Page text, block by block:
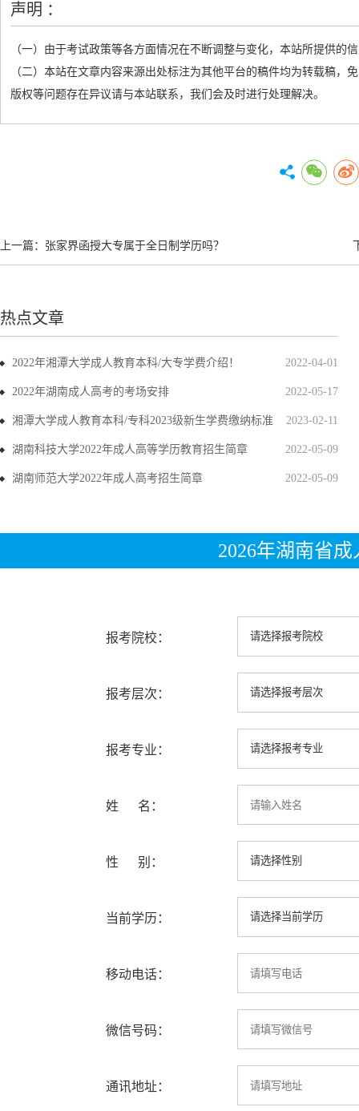
声明 ：
（一）由于考试政策等各方面情况在不断调整与变化，本站所提供的
（二）本站在文章内容来源出处标注为其他平台的稿件均为转载稿
版权等问题存在异议请与本站联系，我们会及时进行处理解决。
上一篇： 张家界函授大专属于全日制学历吗？
热点文章
2022-04-01
2022年湘潭大学成人教育本科/大专学费介绍！
2022-05-17
2022年湖南成人高考的考场安排
2023-02-11
湘潭大学成人教育本科/专科2023级新生学费缴纳标准
2022-05-09
湖南科技大学2022年成人高等学历教育招生简章
2022-05-09
湖南师范大学2022年成人高考招生简章
2026年湖南省
报考院校：
报考层次：
报考专业：
姓 名：
性 别：
当前学历：
移动电话：
微信号码：
通讯地址：